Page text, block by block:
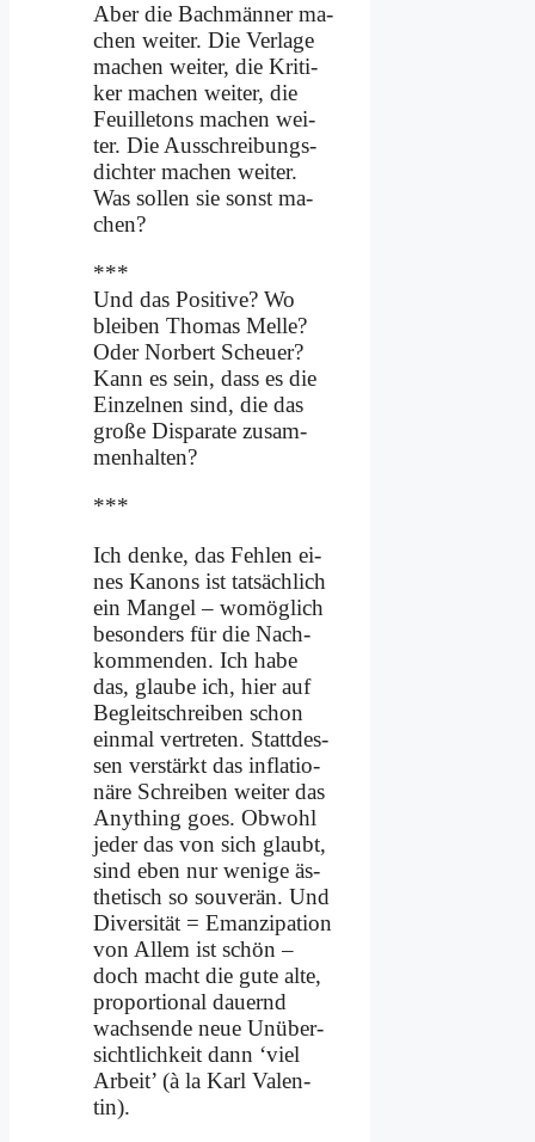
Aber die Bach­män­ner ma­
chen wei­ter. Die Ver­la­ge
ma­chen wei­ter, die Kri­ti­
ker ma­chen wei­ter, die
Feuil­le­tons ma­chen wei­
ter. Die Aus­schrei­bungs­
dich­ter ma­chen wei­ter.
Was sol­len sie sonst ma­
chen?
***
Und das Po­si­ti­ve? Wo
blei­ben Tho­mas Mel­le?
Oder Nor­bert Scheu­er?
Kann es sein, dass es die
Ein­zel­nen sind, die das
gro­ße Dis­pa­ra­te zu­sam­
men­hal­ten?
***
Ich den­ke, das Feh­len ei­
nes Ka­nons ist tat­säch­lich
ein Man­gel – wo­mög­lich
be­son­ders für die Nach­
kom­men­den. Ich ha­be
das, glau­be ich, hier auf
Be­gleit­schrei­ben schon
ein­mal ver­tre­ten. Statt­des­
sen ver­stärkt das in­fla­tio­
nä­re Schrei­ben wei­ter das
Anything goes. Ob­wohl
je­der das von sich glaubt,
sind eben nur we­ni­ge äs­
the­tisch so sou­ve­rän. Und
Di­ver­si­tät = Eman­zi­pa­ti­on
von Al­lem ist schön –
doch macht die gu­te al­te,
pro­por­tio­nal dau­ernd
wach­sen­de neue Un­über­
sicht­lich­keit dann ‘viel
Ar­beit’ (à la Karl Va­len­
tin).